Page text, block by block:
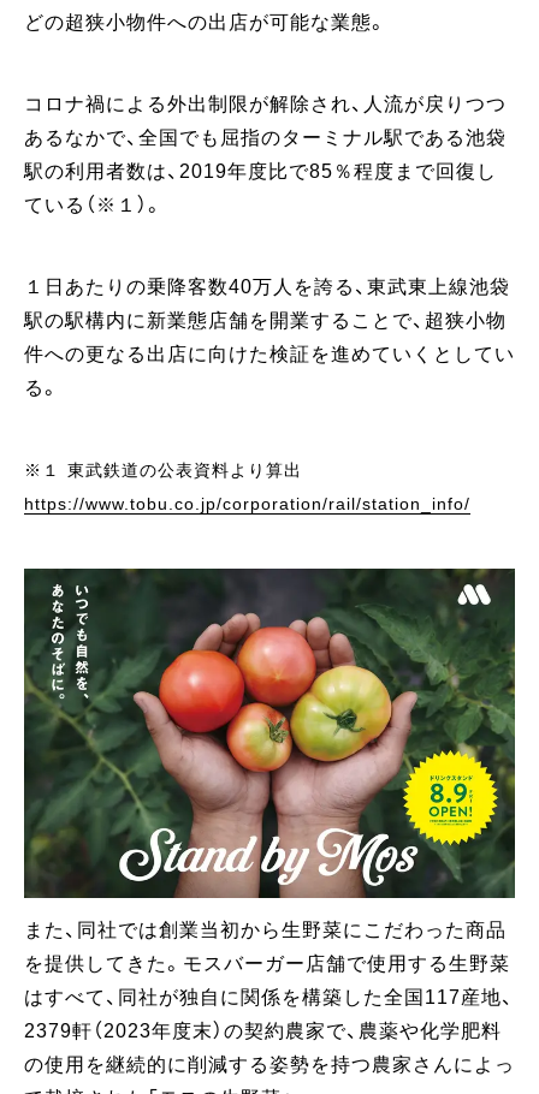
どの超狭小物件への出店が可能な業態。
コロナ禍による外出制限が解除され、人流が戻りつつ
あるなかで、全国でも屈指のターミナル駅である池袋
駅の利用者数は、2019年度比で85％程度まで回復し
ている（※１）。
１日あたりの乗降客数40万人を誇る、東武東上線池袋
駅の駅構内に新業態店舗を開業することで、超狭小物
件への更なる出店に向けた検証を進めていくとしてい
る。
※１ 東武鉄道の公表資料より算出
https://www.tobu.co.jp/corporation/rail/station_info/
また、同社では創業当初から生野菜にこだわった商品
を提供してきた。モスバーガー店舗で使用する生野菜
はすべて、同社が独自に関係を構築した全国117産地、
2379軒（2023年度末）の契約農家で、農薬や化学肥料
の使用を継続的に削減する姿勢を持つ農家さんによっ